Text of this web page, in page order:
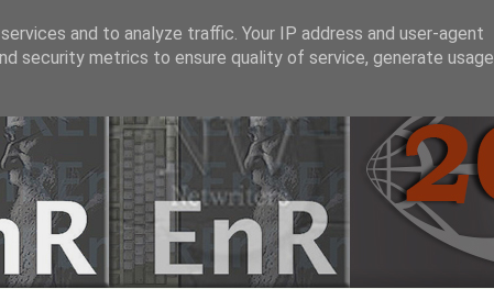
and to analyze traffic. Your IP address and user-agent
security metrics to ensure quality of service, generate usage